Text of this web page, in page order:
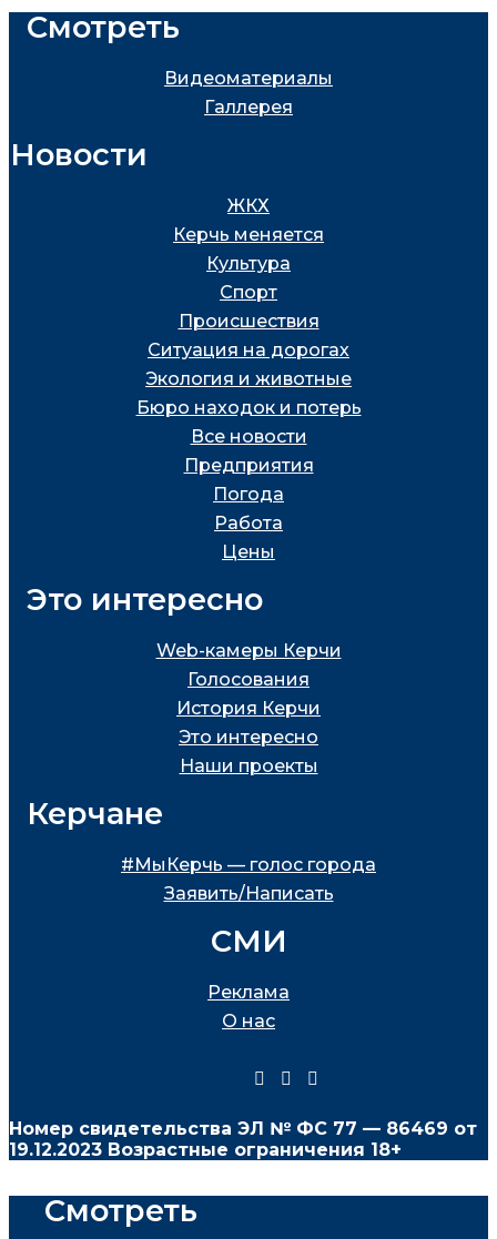
Смотреть
Видеоматериалы
Галлерея
Новости
ЖКХ
Керчь меняется
Культура
Спорт
Проиcшествия
Ситуация на дорогах
Экология и животные
Бюро находок и потерь
Все новости
Предприятия
Погода
Работа
Цены
Это интересно
Web-камеры Керчи
Голосования
История Керчи
Это интересно
Наши проекты
Керчане
#МыКерчь — голос города
Заявить/Написать
СМИ
Реклама
О нас
Номер свидетельства ЭЛ № ФС 77 — 86469 от
19.12.2023 Возрастные ограничения 18+
Смотреть